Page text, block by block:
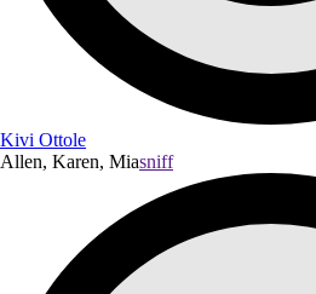
Kivi Ottole
Allen, Karen, Miasniff